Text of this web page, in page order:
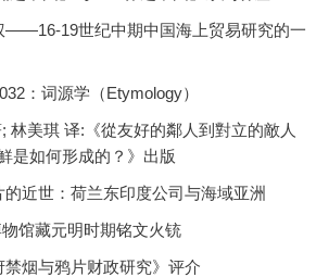
——16-19世纪中期中国海上贸易研究的一
：词源学（Etymology）
林美琪 译:《從友好的鄰人到對立的敵人
是如何形成的？》出版
的近世：荷兰东印度公司与海域亚洲
馆藏元明时期铭文火铳
禁烟与鸦片财政研究》评介